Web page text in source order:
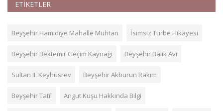
ETİKETLER
Beyşehir Hamidiye Mahalle Muhtarı İsimsiz Türbe Hikayesi
Beyşehir Bektemir Geçim Kaynağı Beyşehir Balık Avı
Sultan II. Keyhüsrev Beyşehir Akburun Rakım
Beyşehir Tatil Angut Kuşu Hakkında Bilgi